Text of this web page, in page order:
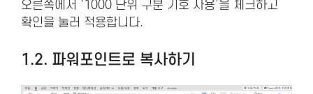
오른쪽에서 ‘1000 단위 구분 기호 사용’을 체크하고
확인을 눌러 적용합니다.
1.2. 파워포인트로 복사하기